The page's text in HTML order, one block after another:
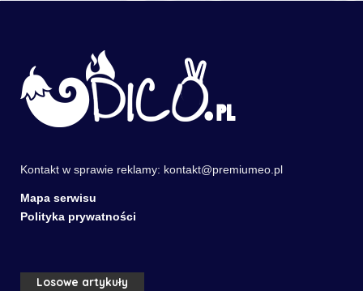
Kontakt w sprawie reklamy: kontakt@premiumeo.pl
Mapa serwisu
Polityka prywatności
Losowe artykuły